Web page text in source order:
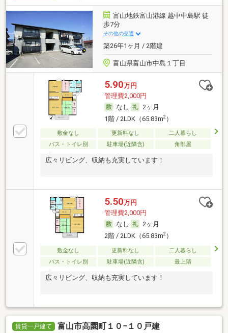
富山地鉄富山港線 越中中島駅 徒
歩7分
その他の交通
築26年1ヶ月 / 2階建
富山県富山市中島１丁目
5.90万円
管理費2,000円
なし
2ヶ月
1階 / 2LDK（65.83m2）
敷金なし 更新料なし
二人暮らし
バス・トイレ別
駐車場(近隣含) 角部屋
広々リビング、収納も充実しています！
5.50万円
管理費2,000円
なし
2ヶ月
2階 / 2LDK（65.83m2）
敷金なし 更新料なし
二人暮らし
バス・トイレ別
駐車場(近隣含) 最上階
広々リビング、収納も充実しています！
賃貸一戸建て 富山市高園町１０−１０戸建